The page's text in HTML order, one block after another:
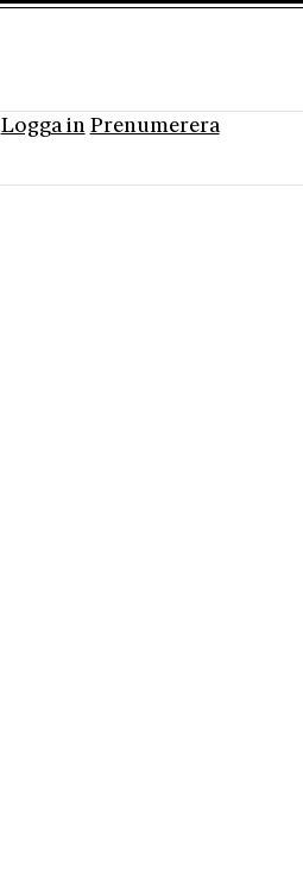
Logga in Prenumerera